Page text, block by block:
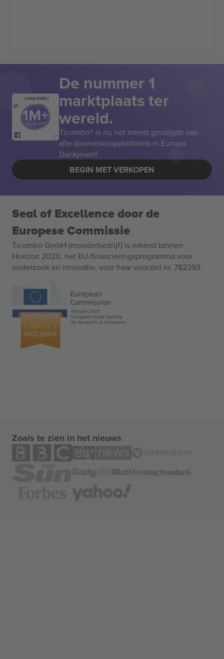
DANKJEWEL!
De nummer 1
marktplaats ter
wereld.
Ticombo® is nu het meest gevolgde van
alle doorverkoopplatforms in Europa.
Dankjewel!
BEGIN MET VERKOPEN
Seal of Excellence door de
Europese Commissie
Ticombo GmbH (moederbedrijf) is erkend binnen
Horizon 2020, het EU-financieringsprogramma voor
onderzoek en innovatie, voor haar voorstel nr. 782393.
Zoals te zien in het nieuws